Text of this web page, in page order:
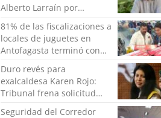
Alberto Larraín por
millonarios proyectos
financiados por Anglo
American
81% de las fiscalizaciones a
locales de juguetes en
Antofagasta terminó con
sumarios sanitarios
Duro revés para
exalcaldesa Karen Rojo:
Tribunal frena solicitud
para sustituir su condena
Seguridad del Corredor